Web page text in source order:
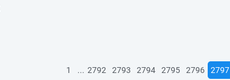
1 ... 2792 2793 2794 2795 2796 2797